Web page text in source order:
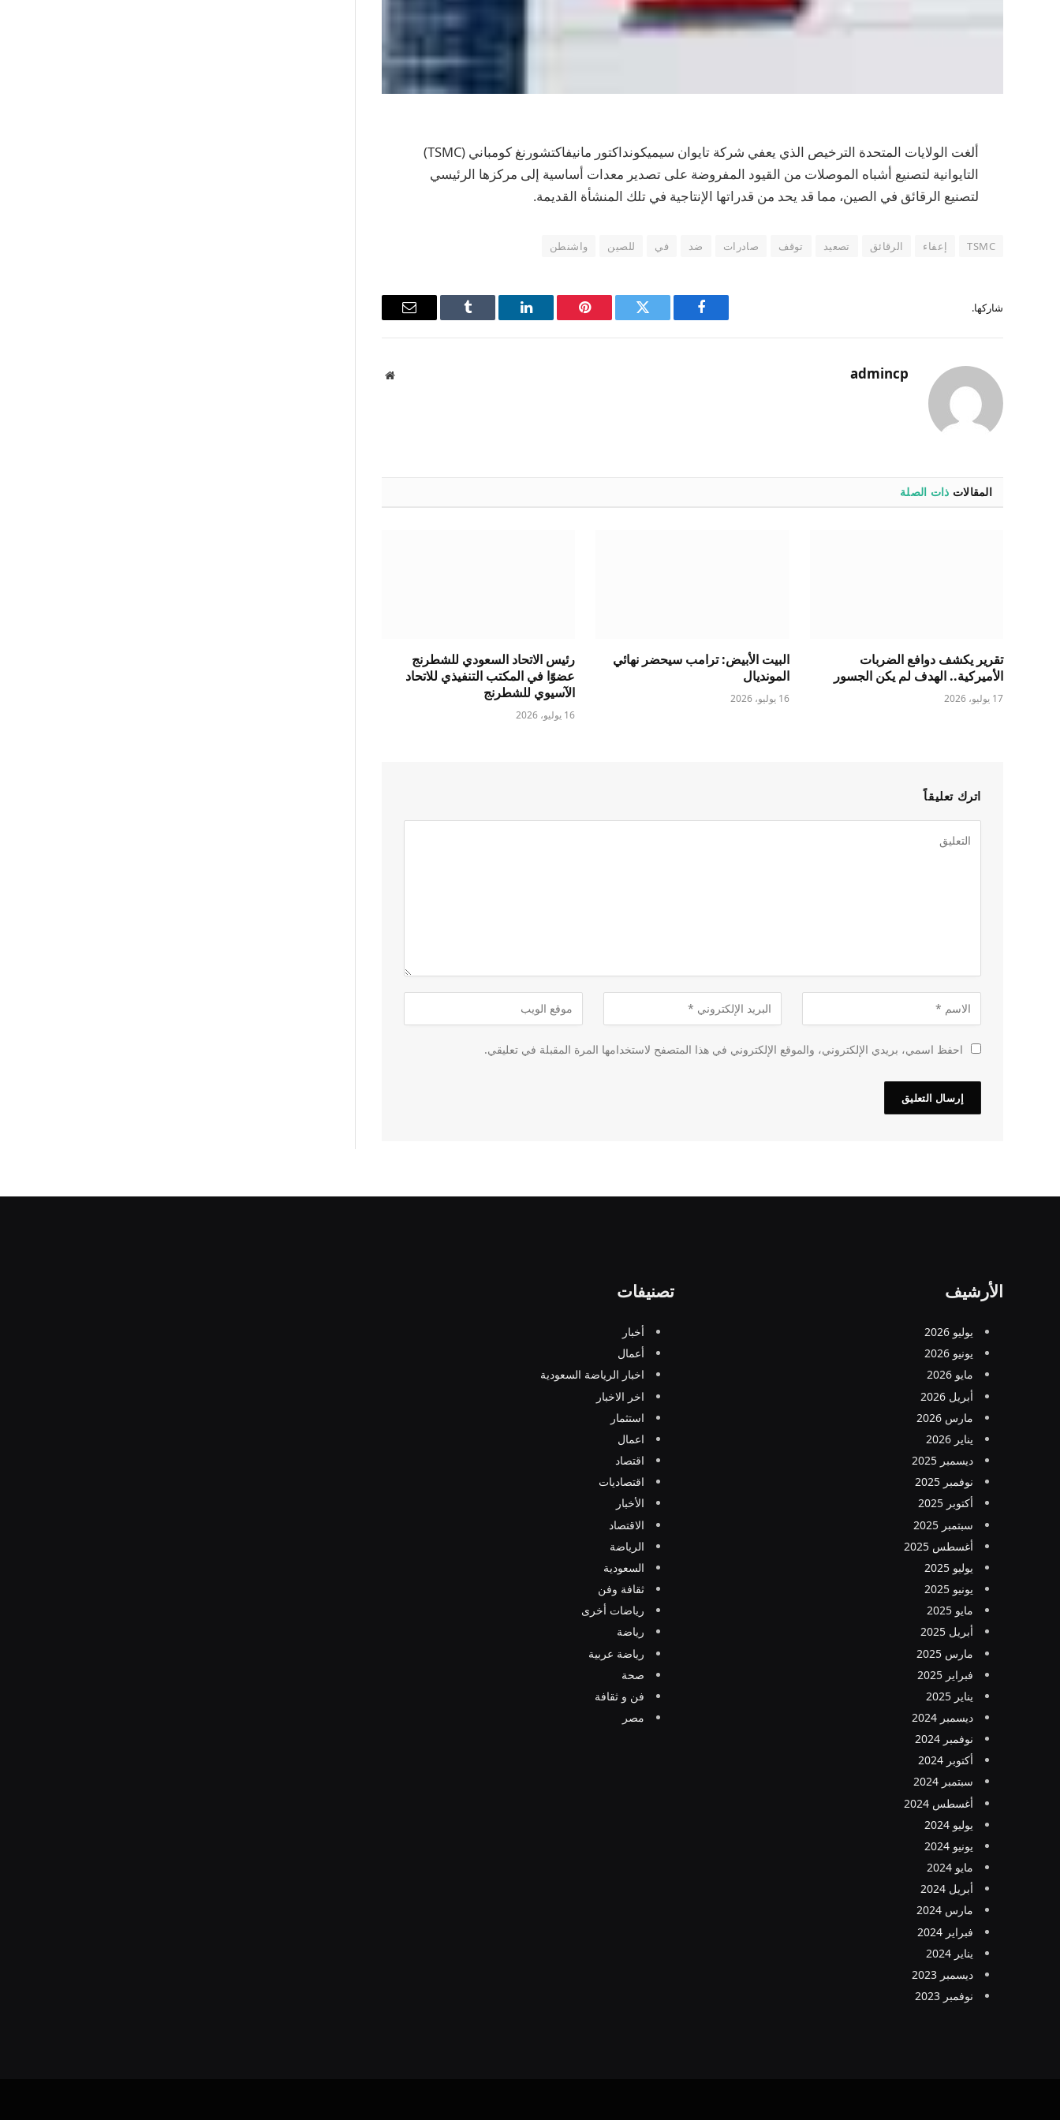
ألغت الولايات المتحدة الترخيص الذي يعفي شركة تايوان سيميكونداكتور مانيفاكتشورنغ كومباني (TSMC)
التايوانية لتصنيع أشباه الموصلات من القيود المفروضة على تصدير معدات أساسية إلى مركزها الرئيسي
لتصنيع الرقائق في الصين، مما قد يحد من قدراتها الإنتاجية في تلك المنشأة القديمة.
TSMC إعفاء الرقائق تصعيد توقف صادرات ضد في للصين واشنطن
شاركها.
فيسبوك
تويتر بينتيريستلينكدإن Tumblr
البريد
admincp
موقع
المقالات ذات الصلة
تقرير يكشف دوافع الضربات
الأميركية.. الهدف لم يكن الجسور
17 يوليو، 2026
البيت الأبيض: ترامب سيحضر نهائي
المونديال
16 يوليو، 2026
رئيس الاتحاد السعودي للشطرنج
عضوًا في المكتب التنفيذي للاتحاد
الآسيوي للشطرنج
16 يوليو، 2026
اترك تعليقاً
احفظ اسمي، بريدي الإلكتروني، والموقع الإلكتروني في هذا المتصفح لاستخدامها المرة المقبلة في تعليقي.
الأرشيف
يوليو 2026
يونيو 2026
مايو 2026
أبريل 2026
مارس 2026
يناير 2026
ديسمبر 2025
نوفمبر 2025
أكتوبر 2025
سبتمبر 2025
أغسطس 2025
يوليو 2025
يونيو 2025
مايو 2025
أبريل 2025
مارس 2025
فبراير 2025
يناير 2025
ديسمبر 2024
نوفمبر 2024
أكتوبر 2024
سبتمبر 2024
أغسطس 2024
يوليو 2024
يونيو 2024
مايو 2024
أبريل 2024
مارس 2024
فبراير 2024
يناير 2024
ديسمبر 2023
نوفمبر 2023
تصنيفات
أخبار
أعمال
اخبار الرياضة السعودية
اخر الاخبار
استثمار
اعمال
اقتصاد
اقتصاديات
الأخبار
الاقتصاد
الرياضة
السعودية
ثقافة وفن
رياضات أخرى
رياضة
رياضة عربية
صحة
فن و ثقافة
مصر